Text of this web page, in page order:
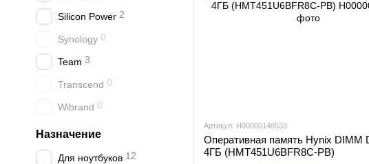
Артикул: H00000148533
Оперативная память Hynix DIMM
4ГБ (HMT451U6BFR8C-PB)
Silicon Power 2
Synology 0
Team 3
Transcend 0
Wibrand 0
Назначение
Для ноутбуков 12